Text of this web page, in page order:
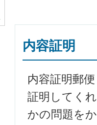
内容証明
内容証明郵
証明してく
かの問題を